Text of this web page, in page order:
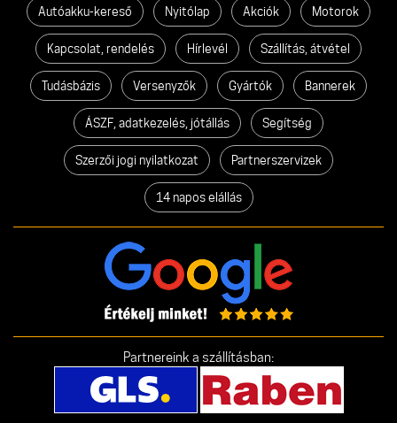
Autóakku-kereső Nyitólap Akciók Motorok
Kapcsolat, rendelés Hírlevél Szállítás, átvétel
Tudásbázis Versenyzők Gyártók Bannerek
ÁSZF, adatkezelés, jótállás Segítség
Szerzői jogi nyilatkozat Partnerszervizek
14 napos elállás
Partnereink a szállításban: